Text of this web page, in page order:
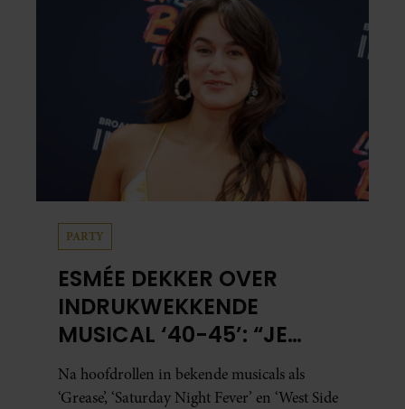
PARTY
ESMÉE DEKKER OVER
INDRUKWEKKENDE
MUSICAL ‘40-45’: “JE
BESEFT INEENS HOE
KOSTBAAR VRIJHEID IS”
Na hoofdrollen in bekende musicals als
‘Grease’, ‘Saturday Night Fever’ en ‘West Side